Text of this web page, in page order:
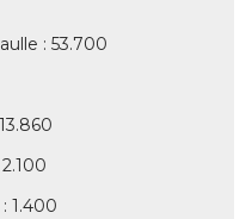
: 53.700
1.400